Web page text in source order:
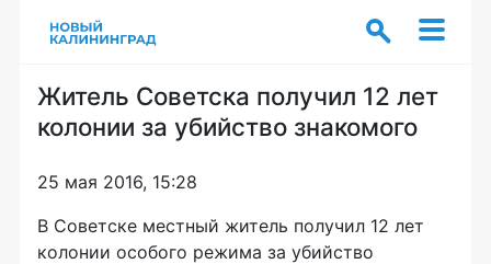
Житель Советска получил 12 лет
колонии за убийство знакомого
25 мая 2016, 15:28
В Советске местный житель получил 12 лет
колонии особого режима за убийство